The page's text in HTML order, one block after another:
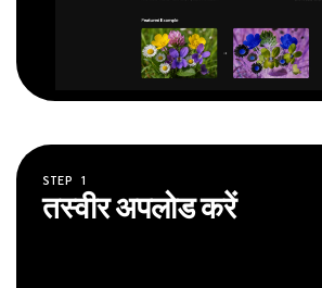
STEP 1
तस्वीर अपलोड करें